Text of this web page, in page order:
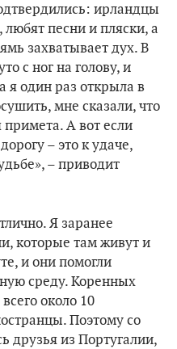
ирландцы
любят песни и пляски, а
захватывает дух. В
с ног на голову, и
я один раз открыла в
мне сказали, что
примета. А вот если
– это к удаче,
– приводит
Я заранее
которые там живут и
и они помогли
среду. Коренных
около 10
Поэтому со
друзья из Португалии,